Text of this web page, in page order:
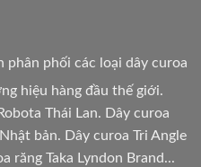
phân phối các loại dây curoa
hiệu hàng đầu thế giới.
Thái Lan. Dây curoa
bản. Dây curoa Tri Angle
răng Taka Lyndon Brand...